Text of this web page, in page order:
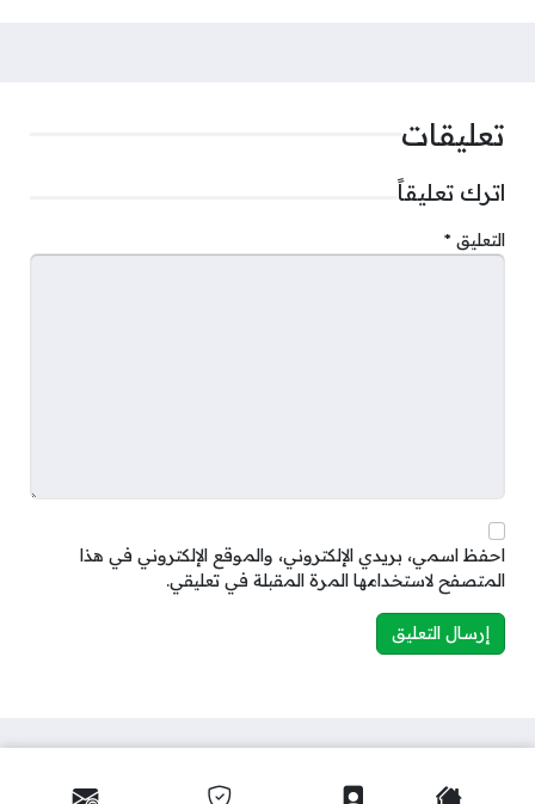
تعليقات
اترك تعليقاً
التعليق *
احفظ اسمي، بريدي الإلكتروني، والموقع الإلكتروني في هذا
المتصفح لاستخدامها المرة المقبلة في تعليقي.